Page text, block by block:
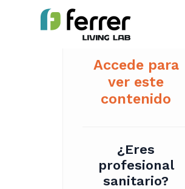
Accede para
ver este
contenido
¿Eres
profesional
sanitario?